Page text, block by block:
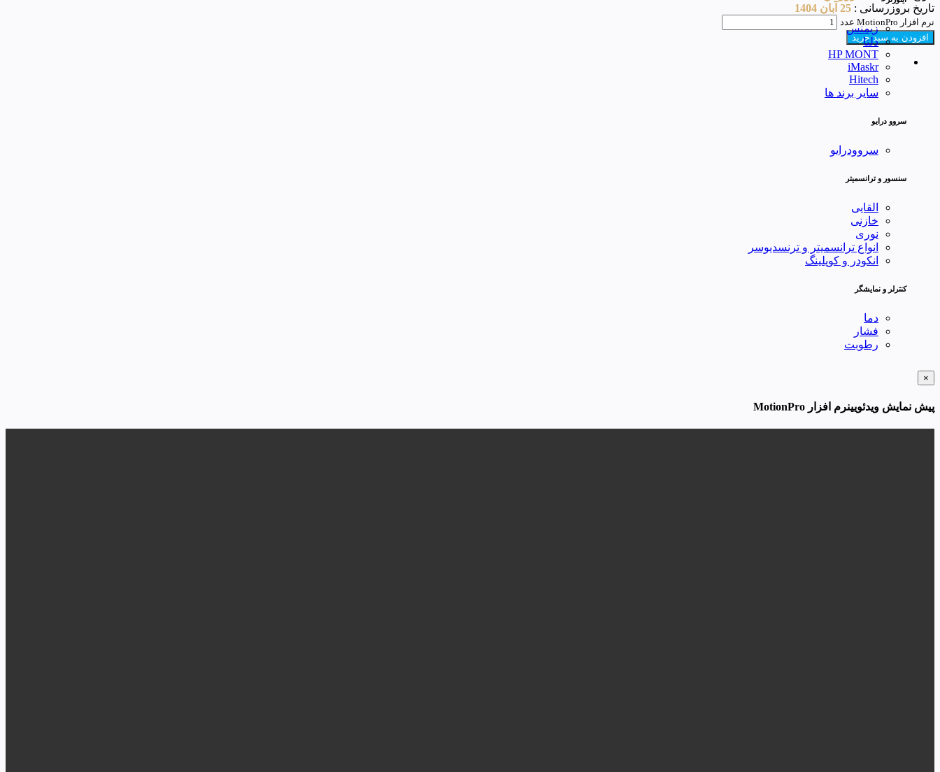
زیمنس
دلتا
HP MONT
iMaskr
Hitech
سایر برند ها
سروو درایو
سروودرایو
سنسور و ترانسمیتر
القایی
خازنی
نوری
انواع ترانسمیتر و ترنسدیوسر
انکودر و کوپلینگ
کنترلر و نمایشگر
دما
فشار
رطوبت
تاریخ بروزرسانی : 25 آبان 1404
نرم افزار MotionPro عدد
افزودن به سبد خرید
×
پیش نمایش ویدئویینرم افزار MotionPro